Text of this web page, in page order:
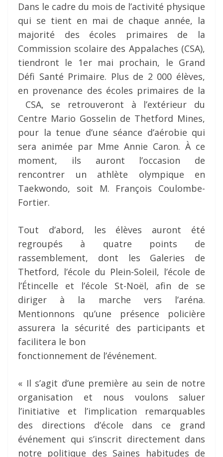
Dans le cadre du mois de l’activité physique
qui se tient en mai de chaque année, la
majorité des écoles primaires de la
Commission scolaire des Appalaches (CSA),
tiendront le 1er mai prochain, le Grand
Défi Santé Primaire. Plus de 2 000 élèves,
en provenance des écoles primaires de la
CSA, se retrouveront à l’extérieur du
Centre Mario Gosselin de Thetford Mines,
pour la tenue d’une séance d’aérobie qui
sera animée par Mme Annie Caron. À ce
moment, ils auront l’occasion de
rencontrer un athlète olympique en
Taekwondo, soit M. François Coulombe-
Fortier.
Tout d’abord, les élèves auront été
regroupés à quatre points de
rassemblement, dont les Galeries de
Thetford, l’école du Plein-Soleil, l’école de
l’Étincelle et l’école St-Noël, afin de se
diriger à la marche vers l’aréna.
Mentionnons qu’une présence policière
assurera la sécurité des participants et
facilitera le bon
fonctionnement de l’événement.
« Il s’agit d’une première au sein de notre
organisation et nous voulons saluer
l’initiative et l’implication remarquables
des directions d’école dans ce grand
événement qui s’inscrit directement dans
notre politique des Saines habitudes de